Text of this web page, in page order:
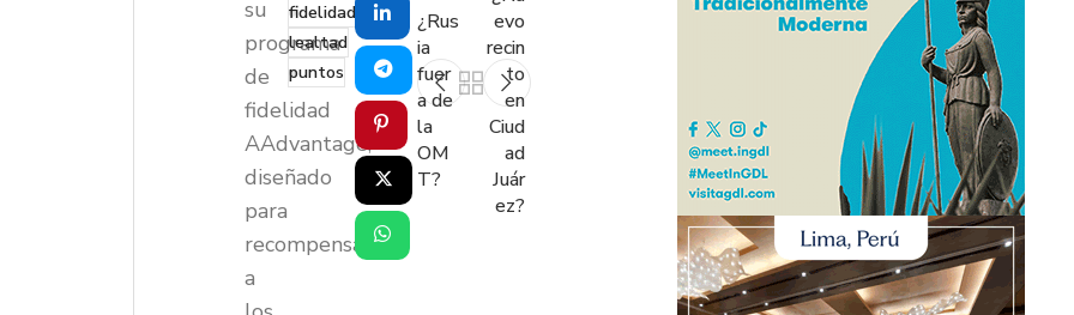
su
programa
de
fidelidad
AAdvantage,
diseñado
para
recompensar
a
fidelidad
lealtad
puntos
¿Rus
ia
fuer
a de
la
OM
T?
evo
recin
to
en
Ciud
ad
Juár
ez?